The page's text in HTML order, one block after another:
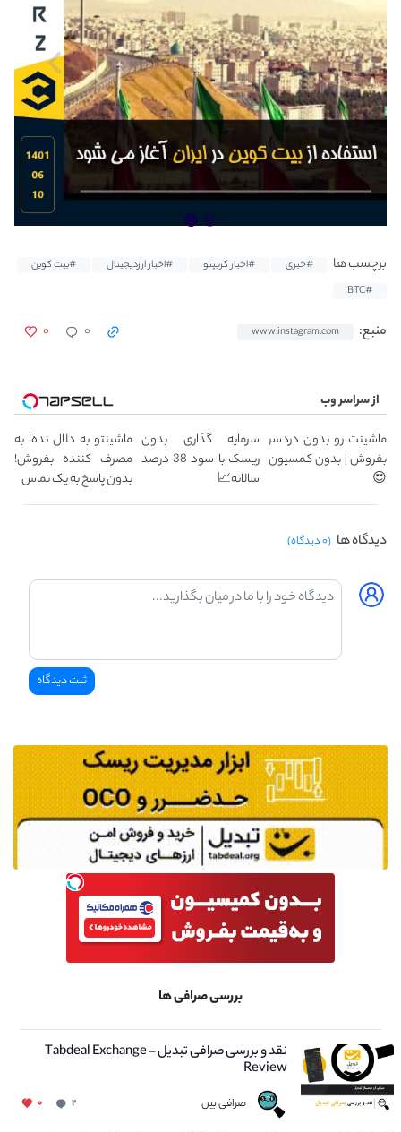
برچسب ها #خبری #اخبار کریپتو #اخبار ارزدیجیتال
#بیت کوین
#BTC
منبع: www.instagram.com ۰ ۰
از سراسر وب
ماشینت رو بدون دردسر
بفروش | بدون کمسیون
😍
سرمایه گذاری بدون
ریسک با سود 38 درصد
سالانه📈
ماشینتو به دلال نده! به
مصرف کننده بفروش!
بدون پاسخ به یک تماس
دیدگاه ها (۰ دیدگاه)
بررسی صرافی ها
نقد و بررسی صرافی تبدیل – Tabdeal Exchange
Review
صرافی بین ۲ ۰